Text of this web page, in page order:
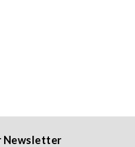
Newsletter